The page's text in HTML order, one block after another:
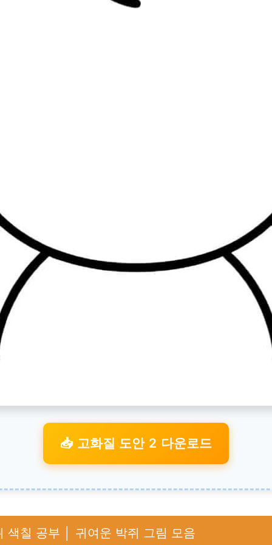
📥 고화질 도안 2 다운로드
색칠 공부 │ 귀여운 박쥐 그림 모음